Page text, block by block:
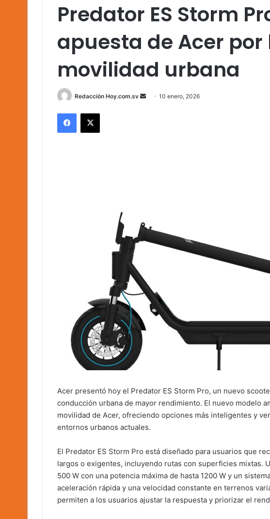
Predator ES Storm
apuesta de Acer por
movilidad urbana
Redacción Hoy.com.sv
Send10 enero, 2026
Facebook
X
Acer presentó hoy el Predator ES Storm Pro, un nuevo
conducción urbana de mayor rendimiento. El nuevo modelo
movilidad de Acer, ofreciendo opciones más inteligentes y
entornos urbanos actuales.
El Predator ES Storm Pro está diseñado para usuarios que
largos o exigentes, incluyendo rutas con superficies mixtas.
500 W con una potencia máxima de hasta 1200 W y un
aceleración rápida y una velocidad constante en terrenos
permiten a los usuarios ajustar la respuesta y priorizar el